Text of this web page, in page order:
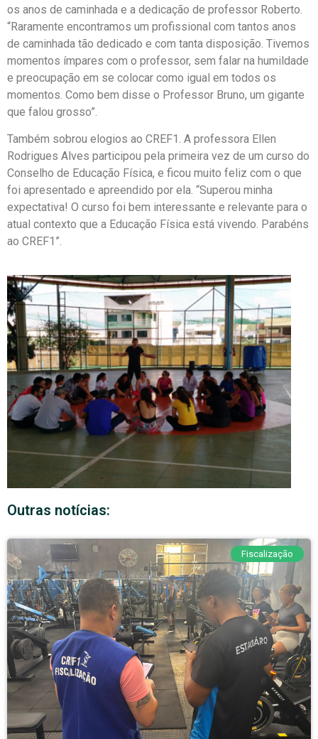
os anos de caminhada e a dedicação de professor Roberto.
“Raramente encontramos um profissional com tantos anos
de caminhada tão dedicado e com tanta disposição. Tivemos
momentos ímpares com o professor, sem falar na humildade
e preocupação em se colocar como igual em todos os
momentos. Como bem disse o Professor Bruno, um gigante
que falou grosso”.
Também sobrou elogios ao CREF1. A professora Ellen
Rodrigues Alves participou pela primeira vez de um curso do
Conselho de Educação Física, e ficou muito feliz com o que
foi apresentado e apreendido por ela. “Superou minha
expectativa! O curso foi bem interessante e relevante para o
atual contexto que a Educação Física está vivendo. Parabéns
ao CREF1”.
Outras notícias:
Fiscalização